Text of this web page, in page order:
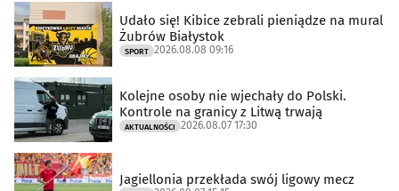
Udało się! Kibice zebrali pieniądze na mural
Żubrów Białystok
SPORT 2026.08.08 09:16
Kolejne osoby nie wjechały do Polski.
Kontrole na granicy z Litwą trwają
AKTUALNOŚCI 2026.08.07 17:30
Jagiellonia przekłada swój ligowy mecz